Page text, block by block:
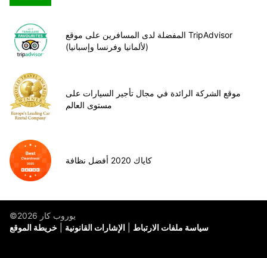
المفضلة لدى المسافرين على موقع TripAdvisor
(لألمانيا وفرنسا وإسبانيا)
موقع الشركة الرائدة في مجال تأجير السيارات على
مستوى العالم
كاياك 2020 أفضل نظافة
©يوروب كار 2026
خريطة الموقع
الإشارات القانونية سياسة ملفات الارتباط